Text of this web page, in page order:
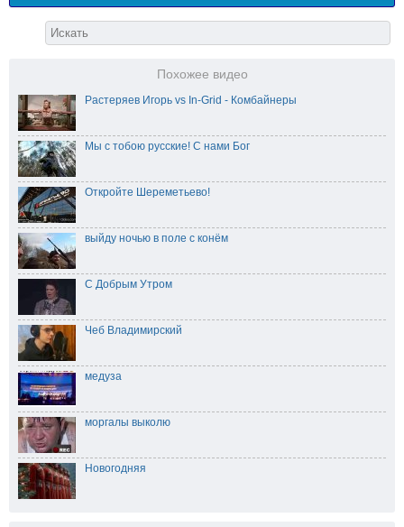
Похожее видео
Растеряев Игорь vs In-Grid - Комбайнеры
Мы с тобою русские! С нами Бог
Откройте Шереметьево!
выйду ночью в поле с конём
С Добрым Утром
Чеб Владимирский
медуза
моргалы выколю
Новогодняя